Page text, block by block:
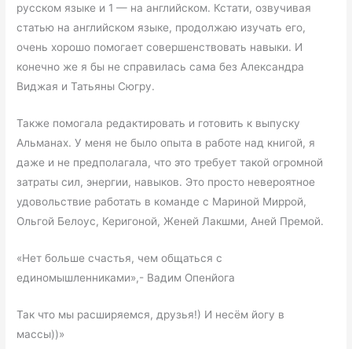
русском языке и 1 — на английском. Кстати, озвучивая
статью на английском языке, продолжаю изучать его,
очень хорошо помогает совершенствовать навыки. И
конечно же я бы не справилась сама без Александра
Виджая и Татьяны Сюгру.
Также помогала редактировать и готовить к выпуску
Альманах. У меня не было опыта в работе над книгой, я
даже и не предполагала, что это требует такой огромной
затраты сил, энергии, навыков. Это просто невероятное
удовольствие работать в команде с Мариной Миррой,
Ольгой Белоус, Керигоной, Женей Лакшми, Аней Премой.
«Нет больше счастья, чем общаться с
единомышленниками»,- Вадим Опенйога
Так что мы расширяемся, друзья!) И несём йогу в
массы))»